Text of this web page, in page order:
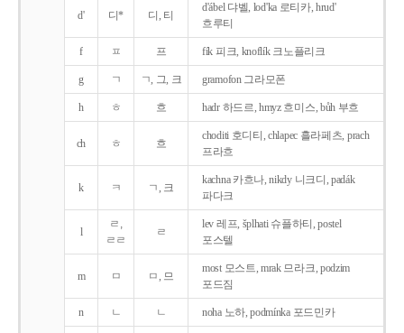
d' 디* 디, 티
d'ábel 댜벨, lod'ka 로티카, hrud'
흐루티
f ㅍ 프 fík 피크, knoflík 크노플리크
g ㄱ ㄱ, 그, 크 gramofon 그라모폰
h ㅎ 흐 hadr 하드르, hmyz 흐미스, bůh 부흐
ch ㅎ 흐
choditi 호디티, chlapec 흘라페츠, prach
프라흐
k ㅋ ㄱ, 크
kachna 카흐나, nikdy 니크디, padák
파다크
l
ㄹ,
ㄹㄹ
ㄹ
lev 레프, šplhati 슈플하티, postel
포스텔
m ㅁ ㅁ, 므
most 모스트, mrak 므라크, podzim
포드짐
n ㄴ ㄴ noha 노하, podmínka 포드민카